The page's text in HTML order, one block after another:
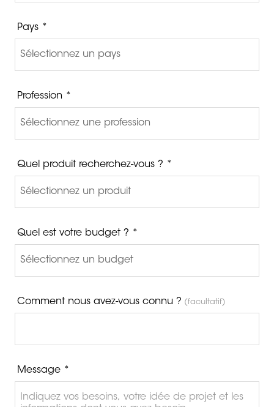
Pays *
Profession *
Quel produit recherchez-vous ? *
Quel est votre budget ? *
Comment nous avez-vous connu ? (facultatif)
Message *